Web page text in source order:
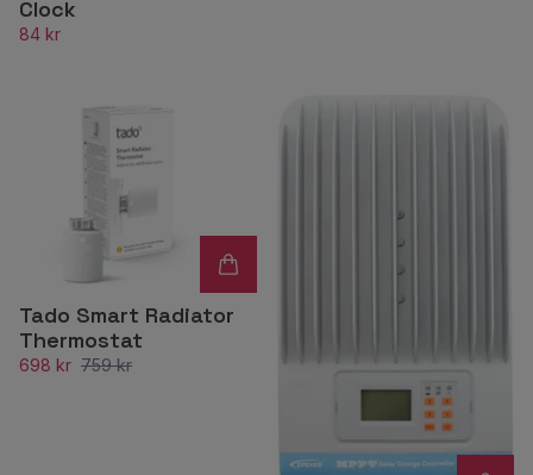
Clock
84 kr
Tado Smart Radiator
Thermostat
698 kr 759 kr